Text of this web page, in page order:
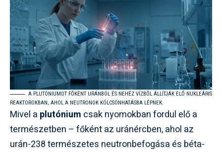
A PLUTÓNIUMOT FŐKÉNT URÁNBÓL ÉS NEHÉZ VÍZBŐL ÁLLÍTJÁK ELŐ NUKLEÁRIS
REAKTOROKBAN, AHOL A NEUTRONOK KÖLCSÖNHATÁSBA LÉPNEK.
Mivel a plutónium csak nyomokban fordul elő a
természetben – főként az uránércben, ahol az
urán-238 természetes neutronbefogása és béta-